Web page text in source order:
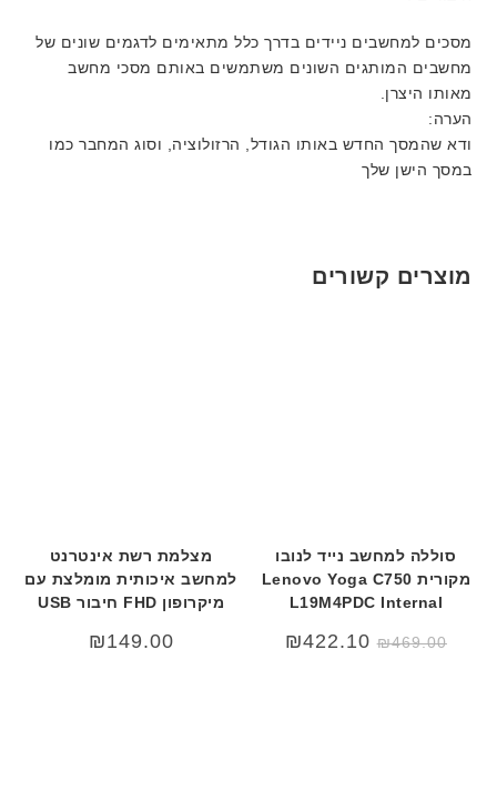
מסכים למחשבים ניידים בדרך כלל מתאימים לדגמים שונים של
מחשבים המותגים השונים משתמשים באותם מסכי מחשב
מאותו היצרן.
הערה:
ודא שהמסך החדש באותו הגודל, הרזולוציה, וסוג המחבר כמו
במסך הישן שלך
מוצרים קשורים
סוללה למחשב נייד לנובו
מקורית Lenovo Yoga C750
L19M4PDC Internal
₪469.00
₪422.10
מצלמת רשת אינטרנט
למחשב איכותית מומלצת עם
מיקרופון FHD חיבור USB
₪149.00